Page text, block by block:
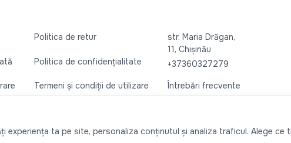
Politica de retur
Politica de confidențialitate
Termeni și condiții de utilizare
Întrebări frecvente
str. Maria Drăgan,
11, Chișinău
+37360327279
rezervate
experiența ta pe site, personaliza conținutul și analiza traficul. Alege ce